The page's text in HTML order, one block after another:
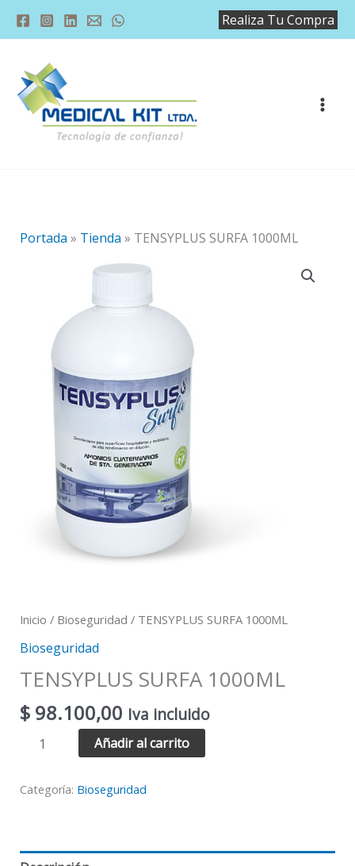
Realiza Tu Compra
Portada » Tienda » TENSYPLUS SURFA 1000ML
Inicio / Bioseguridad / TENSYPLUS SURFA 1000ML
Bioseguridad
TENSYPLUS SURFA 1000ML
$98.100,00 Iva incluido
cantidad
Añadir al carrito
Categoría: Bioseguridad